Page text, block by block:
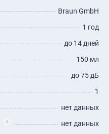
Braun GmbH
1 год
до 14 дней
150 мл
до 75 дБ
1
нет данных
нет данных